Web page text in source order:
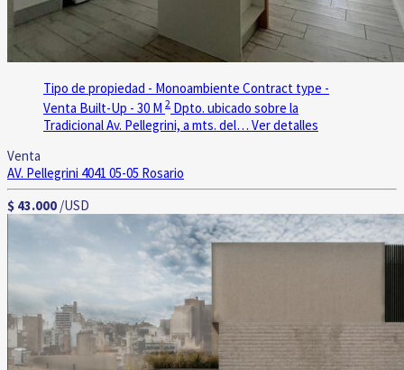
Tipo de propiedad - Monoambiente Contract type -
Venta Built-Up - 30 M 2 Dpto. ubicado sobre la
Tradicional Av. Pellegrini, a mts. del… Ver detalles
Venta
AV. Pellegrini 4041 05-05 Rosario
$ 43.000 /USD